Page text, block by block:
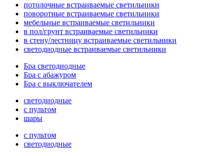
потолочные встраиваемые светильники
поворотные встраиваемые светильники
мебельные встраиваемые светильники
в пол/грунт встраиваемые светильники
в стену/лестницу встраиваемые светильники
светодиодные встраиваемые светильники
Бра светодиодные
Бра с абажуром
Бра с выключателем
светодиодные
с пультом
шары
с пультом
светодиодные